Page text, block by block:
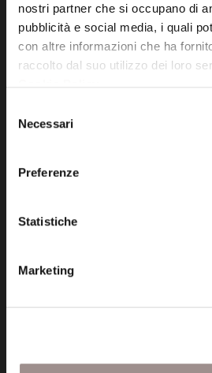
nostri partner che si occupano di
pubblicità e social media, i quali
con altre informazioni che ha
raccolto dal suo utilizzo dei loro
delNecessari
Preferenze
Statistiche
Marketing